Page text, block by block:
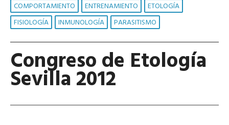
COMPORTAMIENTO ENTRENAMIENTO
ETOLOGÍA
FISIOLOGÍA
INMUNOLOGÍA PARASITISMO
Congreso de Etología
Sevilla 2012